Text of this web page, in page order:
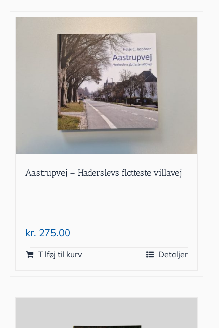
Aastrupvej – Haderslevs flotteste villavej
kr. 275.00
Tilføj til kurv Detaljer